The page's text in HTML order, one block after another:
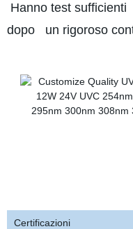
Hanno test
dopo un rigoroso
Certificazioni